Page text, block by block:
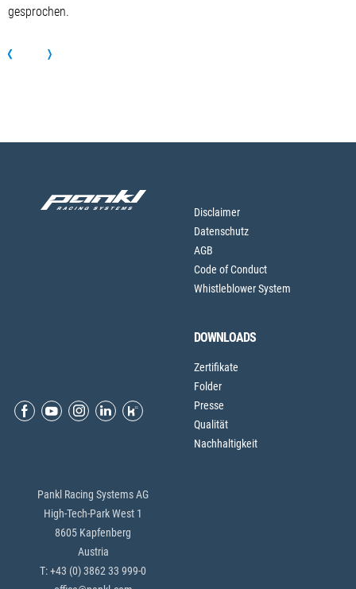
gesprochen.
Disclaimer
Datenschutz
AGB
Code of Conduct
Whistleblower System
DOWNLOADS
Zertifikate
Folder
Presse
Qualität
Nachhaltigkeit
Pankl Racing Systems AG
High-Tech-Park West 1
8605 Kapfenberg
Austria
T: +43 (0) 3862 33 999-0